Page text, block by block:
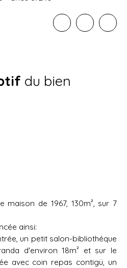
du bien
maison de 1967, 130m², sur 7
ainsi:
un petit salon-bibliothéque
d'environ 18m² et sur le
avec coin repas contigü, un